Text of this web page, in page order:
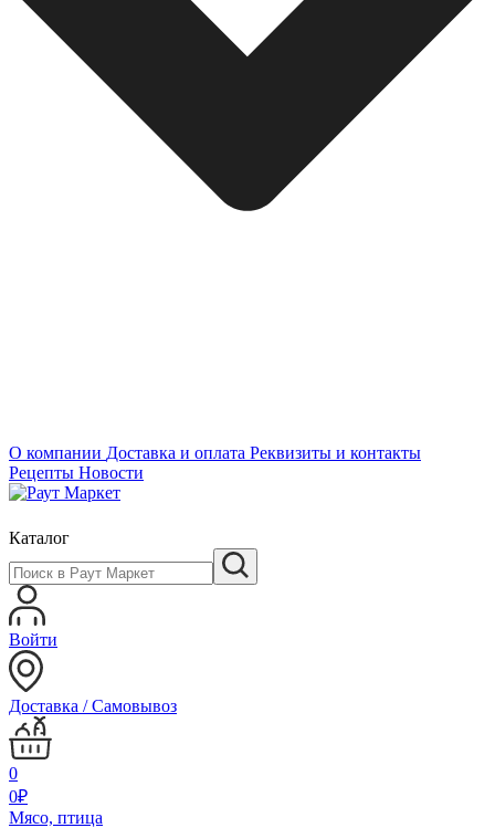
О компании Доставка и оплата Реквизиты и контакты
Рецепты Новости
Каталог
Войти
Доставка / Самовывоз
0
0₽
Мясо, птица